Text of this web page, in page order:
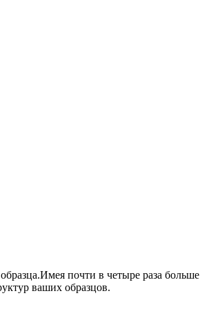
почти в четыре раза больше
ваших образцов.